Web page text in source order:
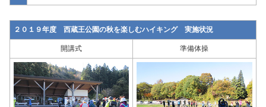
２０１９年度 西蔵王公園の秋を楽しむハイキング 実施状況
開講式 準備体操